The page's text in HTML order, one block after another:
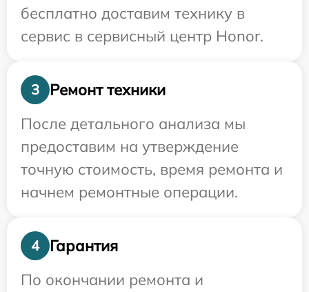
бесплатно доставим технику в
сервис в сервисный центр Honor.
3
Ремонт техники
После детального анализа мы
предоставим на утверждение
точную стоимость, время ремонта и
начнем ремонтные операции.
4
Гарантия
По окончании ремонта и